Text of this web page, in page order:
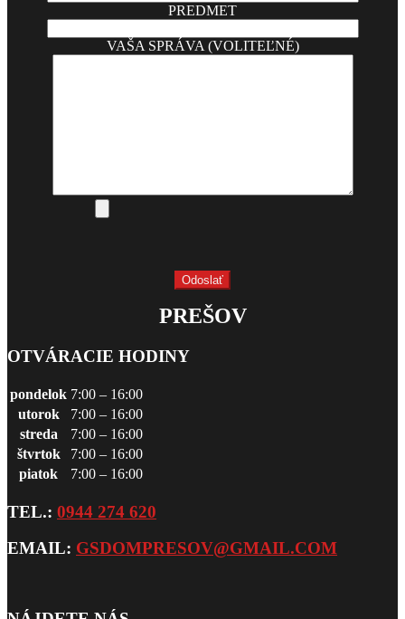
PREDMET
VAŠA SPRÁVA (VOLITEĽNÉ)
PREŠOV
OTVÁRACIE HODINY
pondelok 7:00 – 16:00
utorok
7:00 – 16:00
streda
7:00 – 16:00
štvrtok
7:00 – 16:00
piatok
7:00 – 16:00
TEL.: 0944 274 620
EMAIL: GSDOMPRESOV@GMAIL.COM